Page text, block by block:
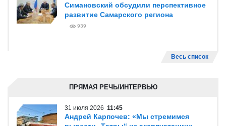
Симановский обсудили перспективное
развитие Самарского региона
939
Весь список
ПРЯМАЯ РЕЧЬ/ИНТЕРВЬЮ
31 июля 2026 11:45
Андрей Карпочев: «Мы стремимся